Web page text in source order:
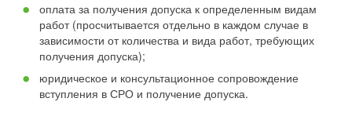
оплата за получения допуска к определенным видам
работ (просчитывается отдельно в каждом случае в
зависимости от количества и вида работ, требующих
получения допуска);
юридическое и консультационное сопровождение
вступления в СРО и получение допуска.